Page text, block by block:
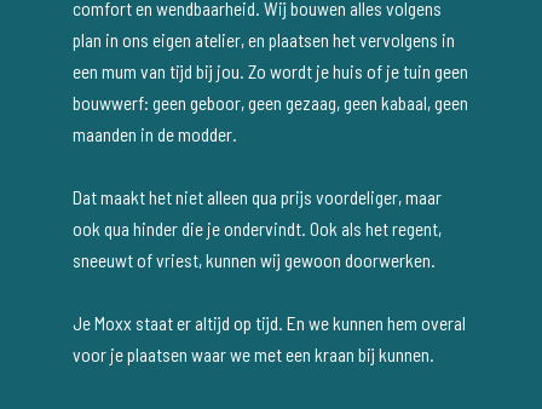
comfort en wendbaarheid. Wij bouwen alles volgens
plan in ons eigen atelier, en plaatsen het vervolgens in
een mum van tijd bij jou. Zo wordt je huis of je tuin geen
bouwwerf: geen geboor, geen gezaag, geen kabaal, geen
maanden in de modder.
Dat maakt het niet alleen qua prijs voordeliger, maar
ook qua hinder die je ondervindt. Ook als het regent,
sneeuwt of vriest, kunnen wij gewoon doorwerken.
Je Moxx staat er altijd op tijd. En we kunnen hem overal
voor je plaatsen waar we met een kraan bij kunnen.